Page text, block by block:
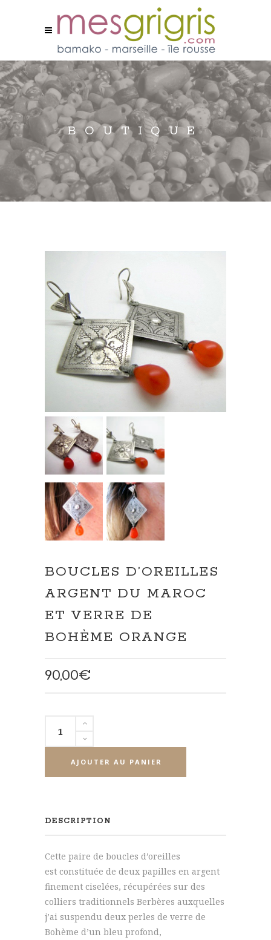
BOUTIQUE
BOUCLES D’OREILLES
ARGENT DU MAROC
ET VERRE DE
BOHÈME ORANGE
90,00€
d'oreilles
de
Bohème
orange
AJOUTER AU PANIER
DESCRIPTION
Cette paire de boucles d’oreilles
est constituée de deux papilles en argent
finement ciselées, récupérées sur des
colliers traditionnels Berbères auxquelles
j’ai suspendu deux perles de verre de
Bohème d’un bleu profond,